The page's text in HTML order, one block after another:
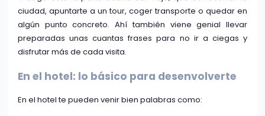
ciudad, apuntarte a un tour, coger transporte o quedar en
algún punto concreto. Ahí también viene genial llevar
preparadas unas cuantas frases para no ir a ciegas y
disfrutar más de cada visita.
En el hotel: lo básico para desenvolverte
En el hotel te pueden venir bien palabras como: